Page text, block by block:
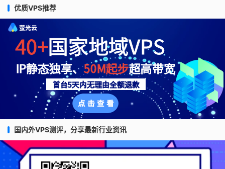
优质VPS推荐
国内外VPS测评，分享最新行业资讯